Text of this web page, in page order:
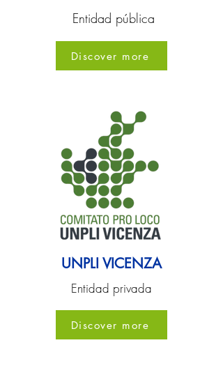
Entidad pública
Discover more
UNPLI VICENZA
Entidad privada
Discover more